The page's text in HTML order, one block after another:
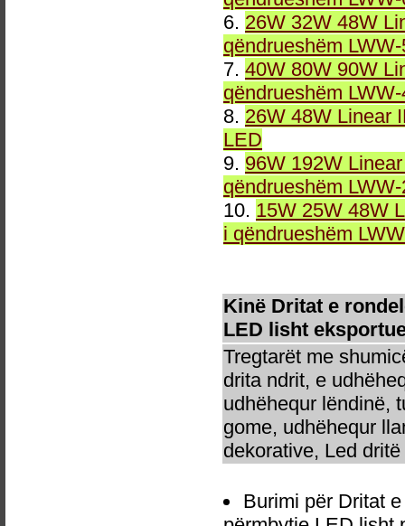
6. 26W 32W 48W
qëndrueshëm
7. 40W 80W 90W
qëndrueshëm
8. 26W 48W Linear
LED
9. 96W 192W
qëndrueshëm
10. 15W 25W 48W
i qëndrueshëm
Kinë Dritat e
LED lisht
Tregtarët me
drita ndrit, e
udhëhequr lëndinë,
gome, udhëhequr
dekorative, Led
Burimi për Dritat